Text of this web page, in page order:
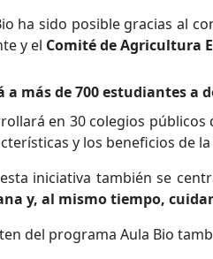
ha sido posible gracias al
y el Comité de Agricultura
más de 700 estudiantes
en 30 colegios
y los beneficios de la
iniciativa también se
y, al mismo tiempo,
del programa Aula Bio